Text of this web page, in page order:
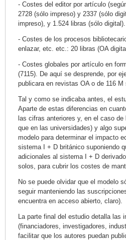
- Costes del editor por artículo
2728 (sólo impreso) y 2337 (sólo
impreso), y 1.524 libras (sólo digital).
- Costes de los procesos
enlazar, etc. etc.: 20 libras (OA
- Costes globales por artículo en
(7115). De aquí se desprende, por
publicara en revistas OA o de 116
Tal y como se indicaba antes, el
Aparte de estas diferencias en
las cifras anteriores y, en el caso
que en las universidades) y algo
modelo para determinar el impacto
sistema I + D británico suponiendo
adicionales al sistema I + D
solos, para cubrir los costes de
No se puede olvidar que el modelo
seguir manteniendo las
encuentra en acceso abierto, claro).
La parte final del estudio detalla las
(financiadores, investigadores,
facilitar que los autores puedan